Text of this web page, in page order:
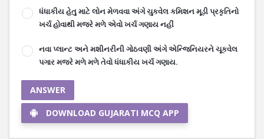
ધંધાકીય હેતુ માટે લોન મેળવવા અંગે ચુકવેલ કમિશન મૂડી પ્રકૃતિનો
ખર્ચ હોવાથી મજરે મળે એવો ખર્ચ ગણાય નહીં
નવા પ્લાન્ટ અને મશીનરીની ગોઠવણી અંગે એન્જિનિયરને ચૂકવેલ
પગાર મજરે મળે મળે તેવો ધંધાકીય ખર્ચ ગણાય.
ANSWER
DOWNLOAD GUJARATI MCQ APP